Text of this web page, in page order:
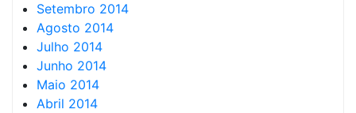
Setembro 2014
Agosto 2014
Julho 2014
Junho 2014
Maio 2014
Abril 2014